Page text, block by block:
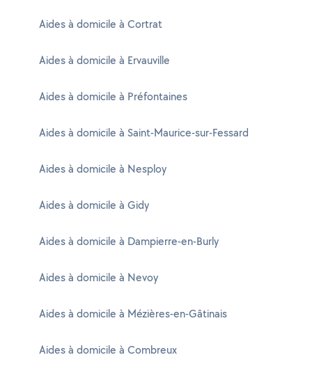
Aides à domicile à Cortrat
Aides à domicile à Ervauville
Aides à domicile à Préfontaines
Aides à domicile à Saint-Maurice-sur-Fessard
Aides à domicile à Nesploy
Aides à domicile à Gidy
Aides à domicile à Dampierre-en-Burly
Aides à domicile à Nevoy
Aides à domicile à Mézières-en-Gâtinais
Aides à domicile à Combreux